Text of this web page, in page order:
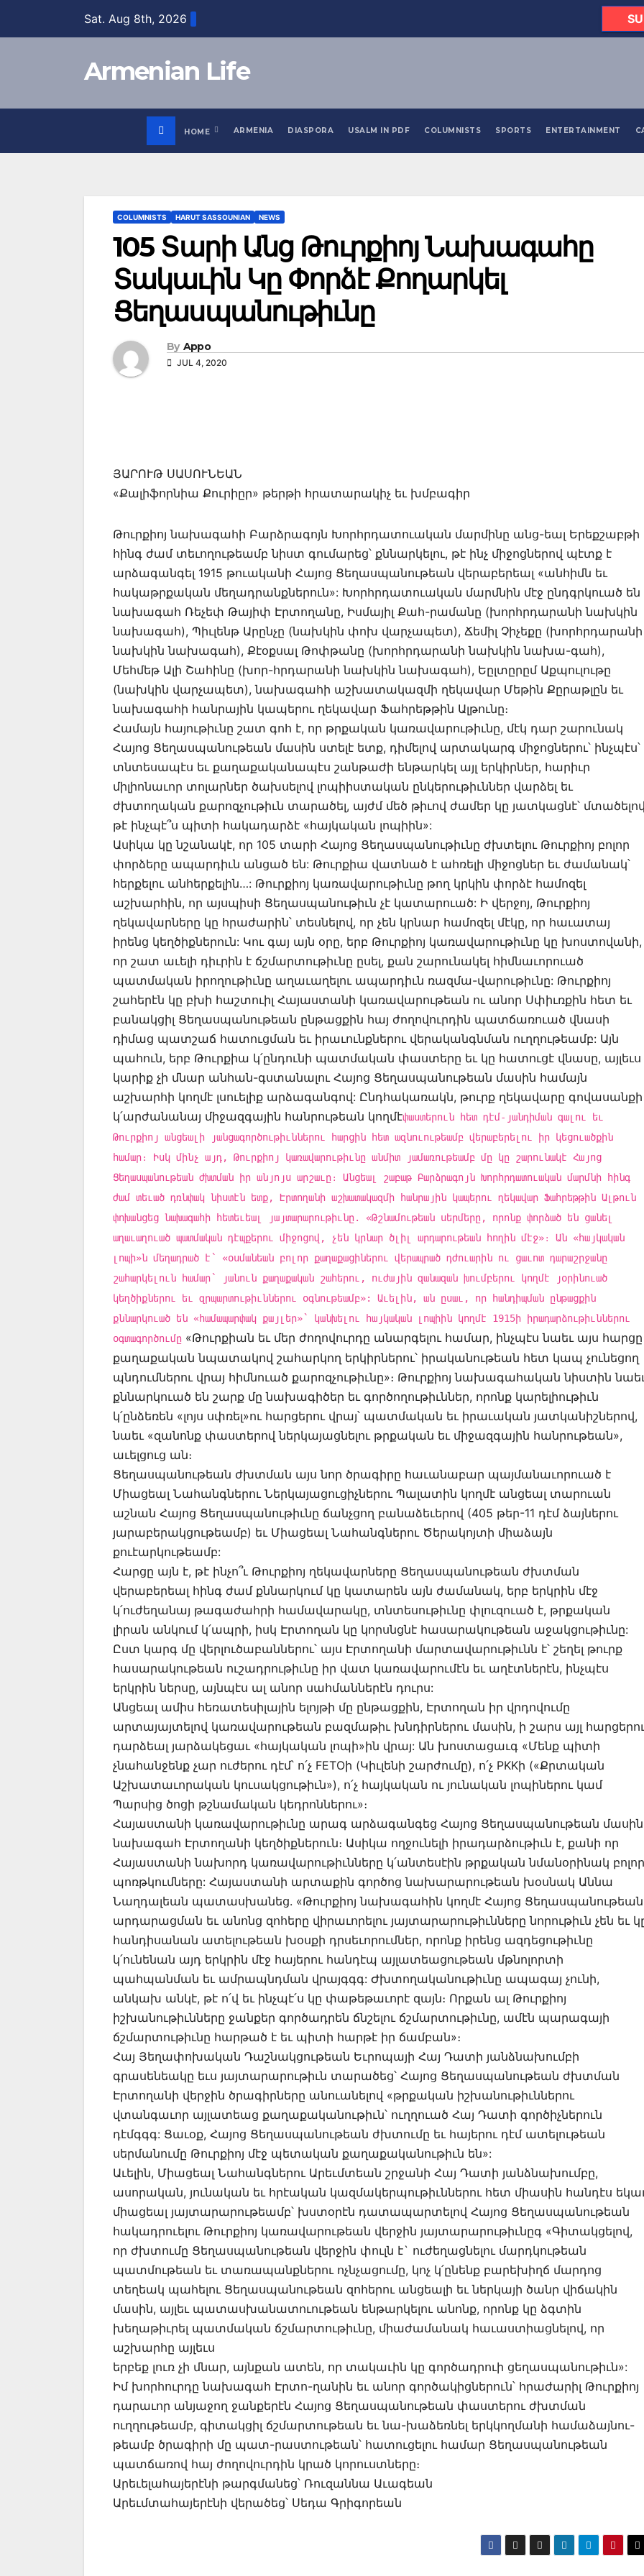
Sat. Aug 8th, 2026
Armenian Life
HOME ARMENIA DIASPORA USALM IN PDF COLUMNISTS SPORTS ENTERTAINMENT
COLUMNISTS HARUT SASSOUNIAN NEWS
105 Տարի Անց Թուրքիոյ Նախագահը
Տակաւին Կը Փորձէ Քողարկել
Ցեղասպանութիւնը
By Appo
JUL 4, 2020
ՅԱՐՈՒԹ ՍԱՍՈՒՆԵԱՆ
«Քալիֆորնիա Քուրիըր» թերթի հրատարակիչ եւ խմբագիր
Թուրքիոյ նախագահի Բարձրագոյն Խորհրդատուական մարմինը անց-եալ Երեքշաբթի
հինգ ժամ տեւողութեամբ նիստ գումարեց՝ քննարկելու, թէ ինչ միջոցներով պէտք է
արձագանգել 1915 թուականի Հայոց Ցեղասպանութեան վերաբերեալ «անհիմն եւ
հակաթրքական մեղադրանքներուն»: Խորհրդատուական մարմնին մէջ ընդգրկուած են
նախագահ Ռեչեփ Թայիփ Էրտողանը, Իսմայիլ Քահ-րամանը (խորհրդարանի նախկին
նախագահ), Պիւլենթ Արընչը (նախկին փոխ վարչապետ), Ճեմիլ Չիչեքը (խորհրդարանի
նախկին նախագահ), Քէօքսալ Թոփթանը (խորհրդարանի նախկին նախա-գահ),
Մեհմեթ Ալի Շահինը (խոր-հրդարանի նախկին նախագահ), Եըլտըրըմ Աքպուլութը
(նախկին վարչապետ), նախագահի աշխատակազմի ղեկավար Մեթին Քըրաթլըն եւ
նախագահի հանրային կապերու ղեկավար Ֆահրեթթին Ալթունը։
Համայն հայութիւնը շատ գոհ է, որ թրքական կառավարութիւնը, մէկ դար շարունակ
Հայոց Ցեղասպանութեան մասին ստելէ ետք, դիմելով արտակարգ միջոցներու՝ ինչպէս՝
տնտեսապէս եւ քաղաքականապէս շանթաժի ենթարկել այլ երկիրներ, հարիւր
միլիոնաւոր տոլարներ ծախսելով լոպիիստական ընկերութիւններ վարձել եւ
ժխտողական քարոզչութիւն տարածել, այժմ մեծ թիւով ժամեր կը յատկացնէ՝
թէ ինչպէ՞ս պիտի հակադարձէ «հայկական լոպիին»:
Ասիկա կը նշանակէ, որ 105 տարի Հայոց Ցեղասպանութիւնը ժխտելու Թուրքիոյ բոլոր
փորձերը ապարդիւն անցած են: Թուրքիա վատնած է ահռելի միջոցներ եւ ժամանակ՝
հերքելու անհերքելին…: Թուրքիոյ կառավարութիւնը թող կրկին փորձէ համոզել
աշխարհին, որ այսպիսի Ցեղասպանութիւն չէ կատարուած: Ի վերջոյ, Թուրքիոյ
ղեկավարները կը հրաժարին՝ տեսնելով, որ չեն կրնար համոզել մէկը, որ հաւատայ
իրենց կեղծիքներուն: Կու գայ այն օրը, երբ Թուրքիոյ կառավարութիւնը կը խոստովանի,
որ շատ աւելի դիւրին է ճշմարտութիւնը ըսել, քան շարունակել հիմնաւորուած
պատմական իրողութիւնը աղաւաղելու ապարդիւն ռազմա-վարութիւնը: Թուրքիոյ
շահերէն կը բխի հաշտուիլ Հայաստանի կառավարութեան ու անոր Սփիւռքին հետ եւ
բանակցիլ Ցեղասպանութեան ընթացքին հայ ժողովուրդին պատճառուած վնասի
դիմաց պատշաճ հատուցման եւ իրաւունքներու վերականգնման ուղղութեամբ: Այն
պահուն, երբ Թուրքիա կ՛ընդունի պատմական փաստերը եւ կը հատուցէ վնասը, այլեւս
կարիք չի մնար անհան-գստանալու Հայոց Ցեղասպանութեան մասին համայն
աշխարհի կողմէ լսուելիք արձագանգով: Ընդհակառակն, թուրք ղեկավարը գովասանքի
կ՛արժանանայ միջազգային հանրութեան կողմէփաստերուն հետ դէմ-յանդիման գալու եւ
Թուրքիոյ անցեալի յանցագործութիւններու հարցին հետ ազնուութեամբ վերաբերելու իր կեցուածքին
համար։ Իսկ մինչ այդ, Թուրքիոյ կառավարութիւնը անմիտ յամառութեամբ մը կը շարունակէ Հայոց
Ցեղասպանութեան ժխտման իր անյոյս արշաւը։ Անցեալ շաբաթ Բարձրագոյն Խորհրդատուական մարմնի հինգ
ժամ տեւած դռնփակ նիստէն ետք, Էրտողանի աշխատակազմի հանրային կապերու ղեկավար Ֆահրեթթին Ալթուն
փոխանցեց նախագահի հետեւեալ յայտարարութիւնը. «Թշնամութեան սերմերը, որոնք փորձած են ցանել
աղաւաղուած պատմական դէպքերու միջոցով, չեն կրնար ծլիլ արդարութեան հողին մէջ»։ Ան «հայկական
լոպի»ն մեղադրած է՝ «օսմանեան բոլոր քաղաքացիներու վերապրած դժուարին ու ցաւոտ դարաշրջանը
շահարկելուն համար՝ յանուն քաղաքական շահերու, ուժային զանազան խումբերու կողմէ յօրինուած
կեղծիքներու եւ զրպարտութիւններու օգնութեամբ»: Աւելին, ան ըսաւ, որ հանդիպման ընթացքին
քննարկուած են «համապարփակ քայլեր»՝ կանխելու հայկական լոպիին կողմէ 1915ի իրադարձութիւններու
օգտագործումը «Թուրքիան եւ մեր ժողովուրդը անարգելու համար, ինչպէս նաեւ այս հարցը
քաղաքական նպատակով շահարկող երկիրներու՝ իրականութեան հետ կապ չունեցող
պնդումներու վրայ հիմնուած քարոզչութիւնը»։ Թուրքիոյ նախագահական նիստին
քննարկուած են շարք մը նախագիծեր եւ գործողութիւններ, որոնք կարելիութիւն
կ՛ընձեռեն «լոյս սփռել»ու հարցերու վրայ՝ պատմական եւ իրաւական յատկանիշներով,
նաեւ «զանոնք փաստերով ներկայացնելու թրքական եւ միջազգային հանրութեան»,
աւելցուց ան։
Ցեղասպանութեան ժխտման այս նոր ծրագիրը հաւանաբար պայմանաւորուած է
Միացեալ Նահանգներու Ներկայացուցիչներու Պալատին կողմէ անցեալ տարուան
աշնան Հայոց Ցեղասպանութիւնը ճանչցող բանաձեւերով (405 թեր-11 դէմ ձայներու
յարաբերակցութեամբ) եւ Միացեալ Նահանգներու Ծերակոյտի միաձայն
քուէարկութեամբ:
Հարցը այն է, թէ ինչո՞ւ Թուրքիոյ ղեկավարները Ցեղասպանութեան ժխտման
վերաբերեալ հինգ ժամ քննարկում կը կատարեն այն ժամանակ, երբ երկրին մէջ
կ՛ուժեղանայ թագաժահրի համավարակը, տնտեսութիւնը փլուզուած է, թրքական
լիրան անկում կ՛ապրի, իսկ Էրտողան կը կորսնցնէ հասարակութեան աջակցութիւնը:
Ըստ կարգ մը վերլուծաբաններու՝ այս Էրտողանի մարտավարութիւնն է՝ շեղել թուրք
հասարակութեան ուշադրութիւնը իր վատ կառավարումէն եւ աղէտներէն, ինչպէս
երկրին ներսը, այնպէս ալ անոր սահմաններէն դուրս:
Անցեալ ամիս հեռատեսիլային ելոյթի մը ընթացքին, Էրտողան իր վրդովումը
արտայայտելով կառավարութեան բազմաթիւ խնդիրներու մասին, ի շարս այլ
դարձեալ յարձակեցաւ «հայկական լոպի»ին վրայ: Ան խոստացաւգ «Մենք պիտի
չնահանջենք չար ուժերու դէմ՝ ո՛չ FETOի (Կիւլենի շարժումը), ո՛չ PKKի («Քրտական
Աշխատաւորական կուսակցութիւն»), ո՛չ հայկական ու յունական լոպիներու կամ
Պարսից ծոցի թշնամական կեդրոններու»։
Հայաստանի կառավարութիւնը արագ արձագանգեց Հայոց Ցեղասպանութեան մասին
նախագահ Էրտողանի կեղծիքներուն։ Ասիկա ողջունելի իրադարձութիւն է, քանի որ
Հայաստանի նախորդ կառավարութիւնները կ՛անտեսէին թրքական նմանօրինակ բոլոր
պոռթկումները: Հայաստանի արտաքին գործոց նախարարութեան խօսնակ Աննա
Նաղդալեան պատասխանեց. «Թուրքիոյ նախագահին կողմէ Հայոց Ցեղասպանութեան
արդարացման եւ անոնց զոհերը վիրաւորելու յայտարարութիւնները նորութիւն չեն եւ
հանդիսանան ատելութեան խօսքի դրսեւորումներ, որոնք իրենց ազդեցութիւնը
կ՛ունենան այդ երկրին մէջ հայերու հանդէպ այլատեացութեան մթնոլորտի
պահպանման եւ ամրապնդման վրայգգգ: Ժխտողականութիւնը ապագայ չունի,
անկախ անկէ, թէ ո՛վ եւ ինչպէ՛ս կը փաթեթաւորէ զայն։ Որքան ալ Թուրքիոյ
իշխանութիւնները ջանքեր գործադրեն ճնշելու ճշմարտութիւնը, ամէն պարագայի
ճշմարտութիւնը հարթած է եւ պիտի հարթէ իր ճամբան»։
Հայ Յեղափոխական Դաշնակցութեան Եւրոպայի Հայ Դատի յանձնախումբի
գրասենեակը եւս յայտարարութիւն տարածեց՝ Հայոց Ցեղասպանութեան ժխտման
Էրտողանի վերջին ծրագիրները անուանելով «թրքական իշխանութիւններու
վտանգաւոր այլատեաց քաղաքականութիւն՝ ուղղուած Հայ Դատի գործիչներուն
դէմգգգ: Ցաւօք, Հայոց Ցեղասպանութեան ժխտումը եւ հայերու դէմ ատելութեան
սերմանումը Թուրքիոյ մէջ պետական քաղաքականութիւն են»:
Աւելին, Միացեալ Նահանգներու Արեւմտեան շրջանի Հայ Դատի յանձնախումբը,
ասորական, յունական եւ հրէական կազմակերպութիւններու հետ միասին հանդէս
միացեալ յայտարարութեամբ՝ խստօրէն դատապարտելով Հայոց Ցեղասպանութեան
հակադրուելու Թուրքիոյ կառավարութեան վերջին յայտարարութիւնըգ «Գիտակցելով,
որ ժխտումը Ցեղասպանութեան վերջին փուլն է` ուժեղացնելու մարդկութեան
պատմութեան եւ տառապանքներու ոչնչացումը, կոչ կ՛ընենք բարեխիղճ մարդոց
տեղեակ պահելու Ցեղասպանութեան զոհերու անցեալի եւ ներկայի ծանր վիճակին
մասին, այլեւ պատասխանատուութեան ենթարկելու անոնք, որոնք կը ձգտին
խեղաթիւրել պատմական ճշմարտութիւնը, միաժամանակ հաւաստիացնելով, որ
աշխարհը այլեւս
երբեք լուռ չի մնար, այնքան ատեն, որ տակաւին կը գործադրուի ցեղասպանութիւն»:
Իմ խորհուրդը նախագահ Էրտո-ղանին եւ անոր գործակիցներուն՝ հրաժարիլ Թուրքիոյ
դարաւոր անյաջող ջանքերէն Հայոց Ցեղասպանութեան փաստերու ժխտման
ուղղութեամբ, գիտակցիլ ճշմարտութեան եւ նա-խաձեռնել երկկողմանի համաձայնու-
թեամբ ծրագիրի մը պատ-րաստութեան՝ հատուցելու համար Ցեղասպանութեան
պատճառով հայ ժողովուրդին կրած կորուստները։
Արեւելահայերէնի թարգմանեց՝ Ռուզաննա Աւագեան
Արեւմտահայերէնի վերածեց՝ Սեդա Գրիգորեան